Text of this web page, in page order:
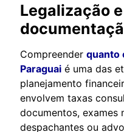
Legalização
Compreender quanto
Paraguai é uma das
planejamento
envolvem taxas
documentos, exames
despachantes ou